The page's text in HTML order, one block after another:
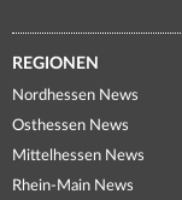
REGIONEN
Nordhessen News
Osthessen News
Mittelhessen News
Rhein-Main News